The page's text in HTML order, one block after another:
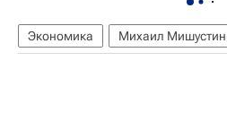
Экономика Михаил Мишустин